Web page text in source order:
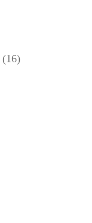
(16)